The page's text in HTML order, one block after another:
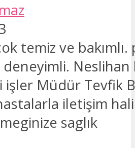
temiz ve
işler Müdür Tevfik
iletişim
saglık